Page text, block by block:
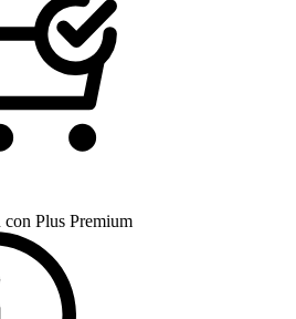
con Plus Premium